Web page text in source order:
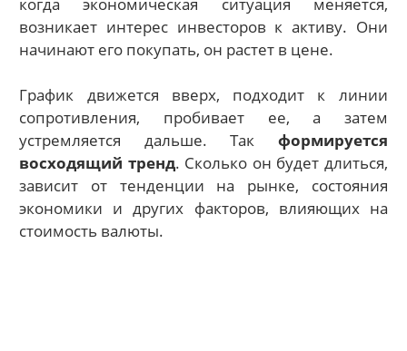
возникает интерес инвесторов к активу. Они
начинают его покупать, он растет в цене.
График движется вверх, подходит к линии
сопротивления, пробивает ее, а затем
устремляется дальше. Так формируется
восходящий тренд. Сколько он будет длиться,
зависит от тенденции на рынке, состояния
экономики и других факторов, влияющих на
стоимость валюты.